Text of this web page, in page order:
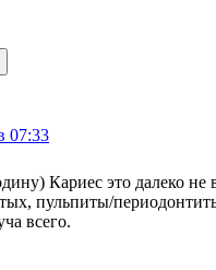
07:33
Кариес это далеко не
пульпиты/
всего.